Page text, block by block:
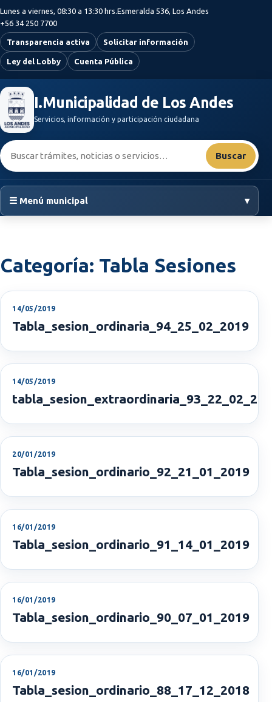
Saltar al contenido principal
Lunes a viernes, 08:30 a 13:30 hrs.Esmeralda 536, Los Andes
+56 34 250 7700
Transparencia activa Solicitar información
Ley del Lobby Cuenta Pública
I.Municipalidad de Los Andes
Servicios, información y participación ciudadana
Buscar:
Buscar
☰ Menú municipal ▾
Categoría: Tabla Sesiones
14/05/2019
Tabla_sesion_ordinaria_94_25_02_2019
14/05/2019
20/01/2019
Tabla_sesion_ordinario_92_21_01_2019
16/01/2019
Tabla_sesion_ordinario_91_14_01_2019
16/01/2019
Tabla_sesion_ordinario_90_07_01_2019
16/01/2019
Tabla_sesion_ordinario_88_17_12_2018